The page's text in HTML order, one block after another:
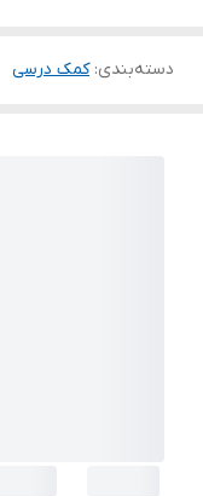
دسته‌بندی:کمک درسی